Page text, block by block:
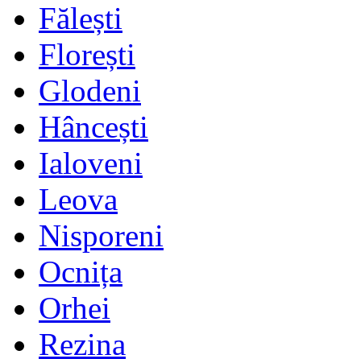
Fălești
Florești
Glodeni
Hâncești
Ialoveni
Leova
Nisporeni
Ocnița
Orhei
Rezina